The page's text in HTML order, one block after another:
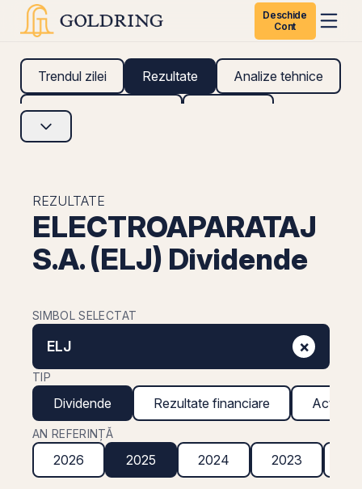
Deschide
Cont
Trendul zilei Rezultate Analize tehnice
Analize fundamentale
REZULTATE
ELECTROAPARATAJ
S.A. (ELJ) Dividende
SIMBOL SELECTAT
ELJ ×
TIP
Dividende Rezultate financiare Acțiuni
AN REFERINȚĂ
2026 2025 2024 2023